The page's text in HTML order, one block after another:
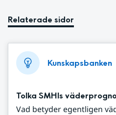
Relaterade sidor
Kunskapsbanken
Tolka SMHIs
Vad betyder egentligen